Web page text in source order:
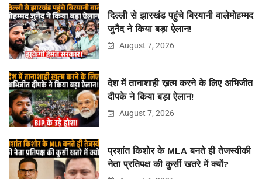
दिल्ली से झारखंड पहुंचे बिरयानी वालेमोहम्मद
जुनैद ने किया बड़ा ऐलान!
August 7, 2026
देश में तानाशाही ख़त्म करने के लिए अभिजीत
दीपके ने किया बड़ा ऐलान!
August 7, 2026
प्रशांत किशोर के MLA बनते ही तेजस्वीकी
नेता प्रतिपक्ष की कुर्सी खतरे में क्यों?